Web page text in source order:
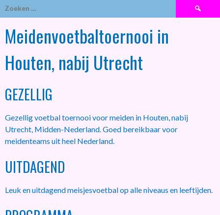
Zoeken
naar:
Meidenvoetbaltoernooi in
Houten, nabij Utrecht
GEZELLIG
Gezellig voetbal toernooi voor meiden in Houten, nabij
Utrecht, Midden-Nederland. Goed bereikbaar voor
meidenteams uit heel Nederland.
UITDAGEND
Leuk en uitdagend meisjesvoetbal op alle niveaus en leeftijden.